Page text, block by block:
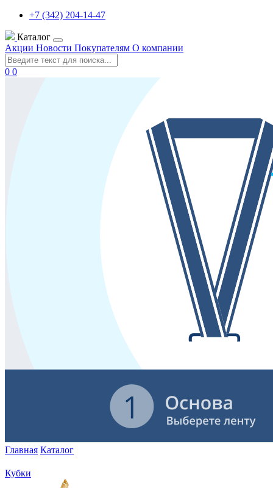
+7 (342) 204-14-47
Каталог
Акции Новости Покупателям О компании
0 0
Главная Каталог
Кубки